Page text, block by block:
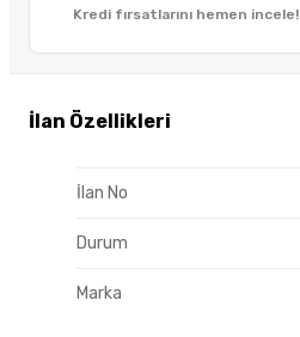
Kredi fırsatlarını hemen incele!
İlan Özellikleri
İlan No
Durum
Marka